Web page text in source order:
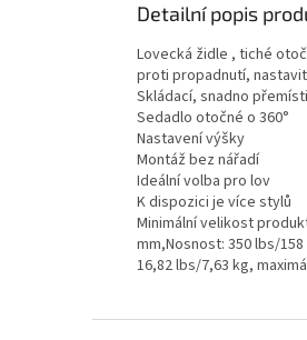
Detailní popis
Lovecká židle , tiché
proti propadnutí,
Skládací, snadno
Sedadlo otočné o 360°
Nastavení výšky
Montáž bez nářadí
Ideální volba pro lov
K dispozici je více stylů
Minimální velikost
mm,Nosnost: 350 lbs/
16,82 lbs/7,63 kg,